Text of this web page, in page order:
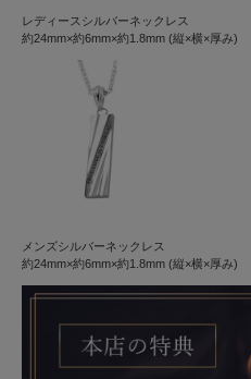
レディースシルバーネックレス
約24mm×約6mm×約1.8mm (縦×横×厚み)
メンズシルバーネックレス
約24mm×約6mm×約1.8mm (縦×横×厚み)